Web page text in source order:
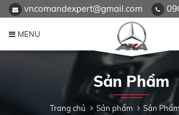
vncomandexpert@gmail.com
MENU
Sản Phẩm
Trang chủ Sản phẩm Sản Phẩm